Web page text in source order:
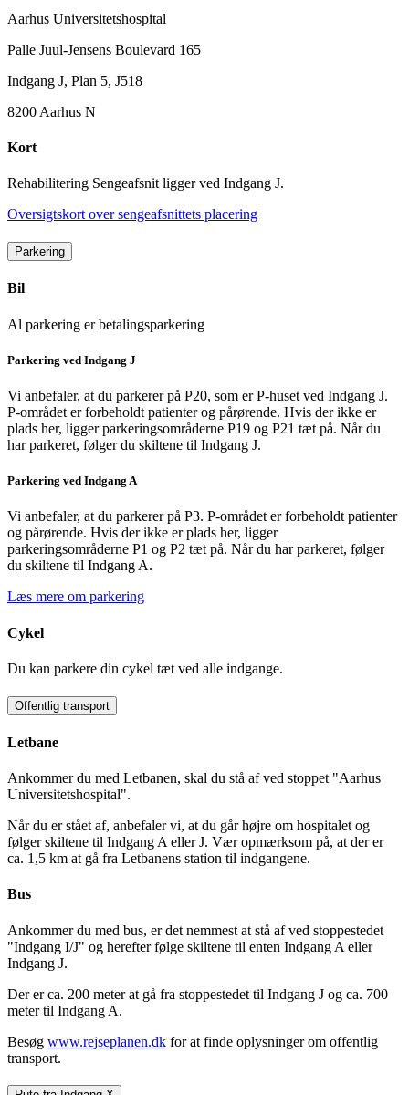
Aarhus Universitetshospital
Palle Juul-Jensens Boulevard 165
Indgang J, Plan 5, J518
8200 Aarhus N
Kort
Rehabilitering Sengeafsnit ligger ved Indgang J.
Oversigtskort over sengeafsnittets placering
Parkering
Bil
Al parkering er betalingsparkering
Parkering ved Indgang J
Vi anbefaler, at du parkerer på P20, som er P-huset ved Indgang J.
P-området er forbeholdt patienter og pårørende. Hvis der ikke er
plads her, ligger parkeringsområderne P19 og P21 tæt på. Når du
har parkeret, følger du skiltene til Indgang J.
Parkering ved Indgang A
Vi anbefaler, at du parkerer på P3. P-området er forbeholdt patienter
og pårørende. Hvis der ikke er plads her, ligger
parkeringsområderne P1 og P2 tæt på. Når du har parkeret, følger
du skiltene til Indgang A.
Læs mere om parkering
Cykel
Du kan parkere din cykel tæt ved alle indgange.
Offentlig transport
Letbane
Ankommer du med Letbanen, skal du stå af ved stoppet "Aarhus
Universitetshospital".
Når du er stået af, anbefaler vi, at du går højre om hospitalet og
følger skiltene til Indgang A eller J. Vær opmærksom på, at der er
ca. 1,5 km at gå fra Letbanens station til indgangene.
Bus
Ankommer du med bus, er det nemmest at stå af ved stoppestedet
"Indgang I/J" og herefter følge skiltene til enten Indgang A eller
Indgang J.
Der er ca. 200 meter at gå fra stoppestedet til Indgang J og ca. 700
meter til Indgang A.
Besøg www.rejseplanen.dk for at finde oplysninger om offentlig
transport.